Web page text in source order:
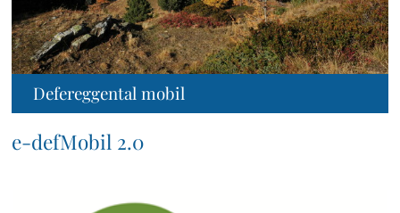
Defereggental mobil
e-defMobil 2.0